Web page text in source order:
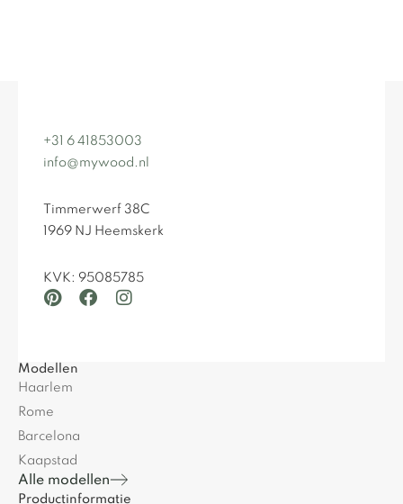
+31 6 41853003
info@mywood.nl
Timmerwerf 38C
1969 NJ Heemskerk
KVK: 95085785
Modellen
Haarlem
Rome
Barcelona
Kaapstad
Alle modellen
Productinformatie